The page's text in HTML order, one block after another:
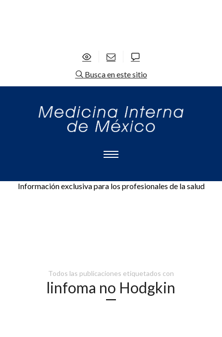
Busca en este sitio
Información exclusiva para los profesionales de la salud
Todos las publicaciones etiquetados con
linfoma no Hodgkin